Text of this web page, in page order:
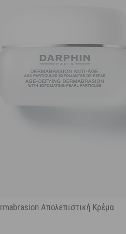
Απολεπιστική Κρέμα